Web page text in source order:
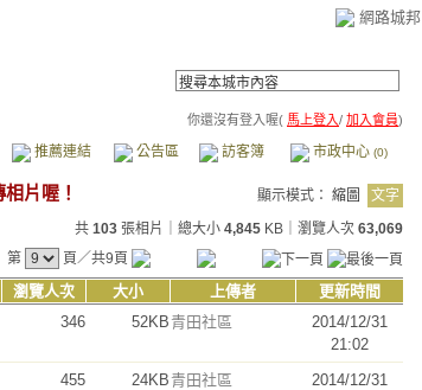
網路城邦
你還沒有登入喔( 馬上登入/ 加入會員)
推薦連結 公告區 訪客簿 市政中心 (0)
顯示模式： 縮圖
文字
共 103 張相片｜總大小 4,845 KB｜瀏覽人次 63,069
第
頁／共9頁
瀏覽人次 大小 上傳者
更新時間
346 52KB 青田社區
2014/12/31
21:02
455 24KB 青田社區
2014/12/31